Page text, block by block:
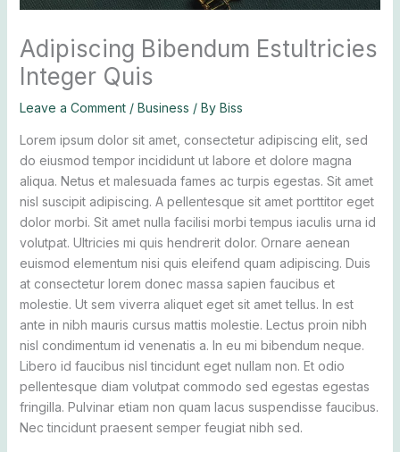
Adipiscing Bibendum Estultricies
Integer Quis
Leave a Comment / Business / By Biss
Lorem ipsum dolor sit amet, consectetur adipiscing elit, sed
do eiusmod tempor incididunt ut labore et dolore magna
aliqua. Netus et malesuada fames ac turpis egestas. Sit amet
nisl suscipit adipiscing. A pellentesque sit amet porttitor eget
dolor morbi. Sit amet nulla facilisi morbi tempus iaculis urna id
volutpat. Ultricies mi quis hendrerit dolor. Ornare aenean
euismod elementum nisi quis eleifend quam adipiscing. Duis
at consectetur lorem donec massa sapien faucibus et
molestie. Ut sem viverra aliquet eget sit amet tellus. In est
ante in nibh mauris cursus mattis molestie. Lectus proin nibh
nisl condimentum id venenatis a. In eu mi bibendum neque.
Libero id faucibus nisl tincidunt eget nullam non. Et odio
pellentesque diam volutpat commodo sed egestas egestas
fringilla. Pulvinar etiam non quam lacus suspendisse faucibus.
Nec tincidunt praesent semper feugiat nibh sed.